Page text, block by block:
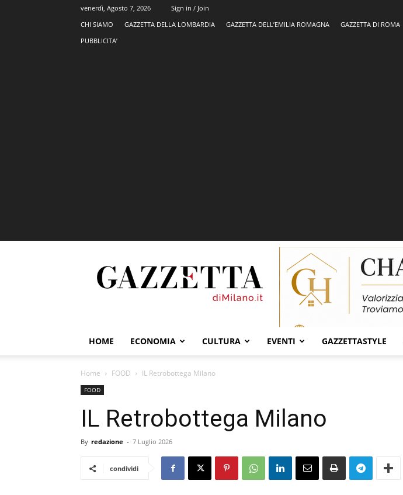
venerdì, Agosto 7, 2026
Sign in / Join
CHI SIAMO
GAZZETTA DELLA LOMBARDIA GAZZETTA DELL’EMILIA ROMAGNA GAZZETTA DI ROMA
PUBBLICITA’
HOME ECONOMIA CULTURA EVENTI GAZZETTASTYLE
Home FOOD IL Retrobottega Milano
FOOD
IL Retrobottega Milano
By redazione - 7 Luglio 2026
condividi